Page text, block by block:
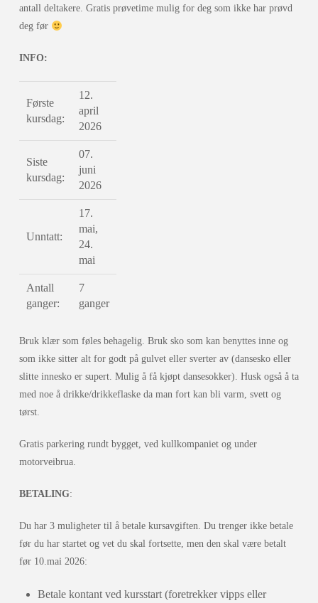
antall deltakere. Gratis prøvetime mulig for deg som ikke har prøvd
deg før
INFO:
Første
kursdag:
12.
april
2026
Siste
kursdag:
07.
juni
2026
Unntatt:
17.
mai,
24.
mai
Antall
ganger:
7
ganger
Bruk klær som føles behagelig. Bruk sko som kan benyttes inne og
som ikke sitter alt for godt på gulvet eller sverter av (dansesko eller
slitte innesko er supert. Mulig å få kjøpt dansesokker). Husk også å ta
med noe å drikke/drikkeflaske da man fort kan bli varm, svett og
tørst.
Gratis parkering rundt bygget, ved kullkompaniet og under
motorveibrua.
BETALING:
Du har 3 muligheter til å betale kursavgiften. Du trenger ikke betale
før du har startet og vet du skal fortsette, men den skal være betalt
før 10.mai 2026:
Betale kontant ved kursstart (foretrekker vipps eller